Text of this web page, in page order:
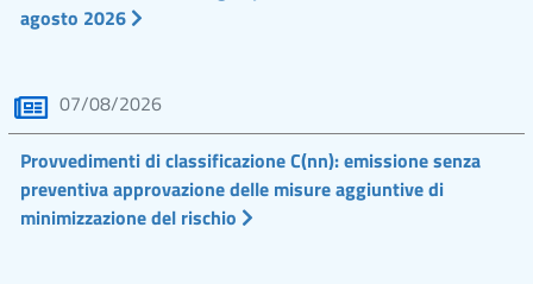
agosto 2026
07/08/2026
Provvedimenti di classificazione C(nn): emissione senza
preventiva approvazione delle misure aggiuntive di
minimizzazione del rischio